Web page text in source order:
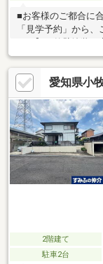
■お客様のご都合に
「見学予約」から
ンビニ、ドラッグス
があり、ペットとの
く、各方面へのアク
た空間で趣味を満喫
家事効率もUP♪おう
す。皆様にお会いで
ます。
愛知県小
2階建て
駐車2台